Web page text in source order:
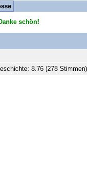
schön!
8.76 (278 Stimmen)